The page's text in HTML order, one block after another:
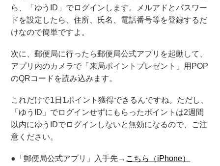
ら、「ゆうID」でログインします。メルアドとパスワー
ドを設定したら、住所、氏名、電話番号等を登録するだ
けなので簡単ですよ。
次に、郵便局に行ったら郵便局公式アプリを起動して、
アプリ内のカメラで「来局ポイントプレゼント」用POP
のQRコードを読み込みます。
これだけで1日1ポイント獲得できるんですね。ただし、
「ゆうID」でログインせずにもらったポイントは2週間
以内にゆうIDでログインしないと無効になるので、ご注
意ください。
●「郵便局公式アプリ」入手先→ こちら（iPhone）